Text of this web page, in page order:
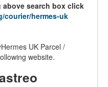
search box click
courier/hermes-uk
UK Parcel /
website.